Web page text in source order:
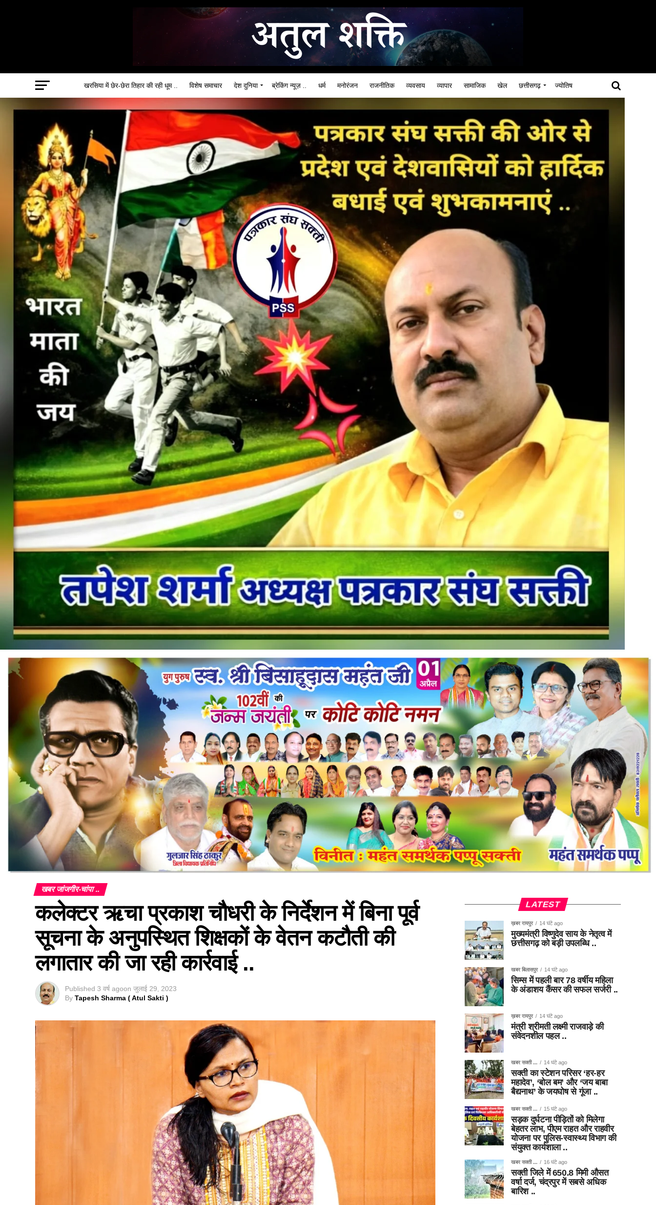
खरसिया में छेर-छेरा तिहार की रही धूम .. विशेष समाचार देश दुनिया ब्रेकिंग न्यूज़ .. धर्म मनोरंजन राजनीतिक व्यवसाय व्यापार सामाजिक खेल छत्तीसगढ़ ज्योतिष
खबर जांजगीर-चांपा ..
कलेक्टर ऋचा प्रकाश चौधरी के निर्देशन में बिना पूर्व
सूचना के अनुपस्थित शिक्षकों के वेतन कटौती की
लगातार की जा रही कार्रवाई ..
Published 3 वर्ष agoon जुलाई 29, 2023
By Tapesh Sharma ( Atul Sakti )
LATEST
ख़बर रायपुर 14 घंटे ago
मुख्यमंत्री विष्णुदेव साय के नेतृत्व में
छत्तीसगढ़ को बड़ी उपलब्धि ..
खबर बिलासपुर 14 घंटे ago
सिम्स में पहली बार 78 वर्षीय महिला
के अंडाशय कैंसर की सफल सर्जरी ..
ख़बर रायपुर 14 घंटे ago
मंत्री श्रीमती लक्ष्मी राजवाड़े की
संवेदनशील पहल ..
खबर सक्ती ... 14 घंटे ago
सक्ती का स्टेशन परिसर ‘हर-हर
महादेव’, ‘बोल बम’ और ‘जय बाबा
बैद्यनाथ’ के जयघोष से गूंजा ..
खबर सक्ती ... 15 घंटे ago
सड़क दुर्घटना पीड़ितों को मिलेगा
बेहतर लाभ, पीएम राहत और राहवीर
योजना पर पुलिस-स्वास्थ्य विभाग की
संयुक्त कार्यशाला ..
खबर सक्ती ... 16 घंटे ago
सक्ती जिले में 650.8 मिमी औसत
वर्षा दर्ज, चंद्रपुर में सबसे अधिक
बारिश ..